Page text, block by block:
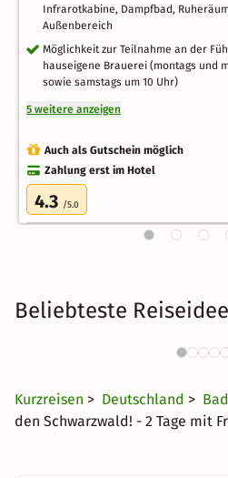
Infrarotkabine, Dampfbad,
Außenbereich
Möglichkeit zur Teilnahme an der
hauseigene Brauerei (montags und
sowie samstags um 10 Uhr)
5 weitere anzeigen
Auch als Gutschein möglich
Zahlung erst im Hotel
4.3 /5.0
BeliebtesteLandhotels in
Kurzreisen > Deutschland >
den Schwarzwald! - 2 Tage mit